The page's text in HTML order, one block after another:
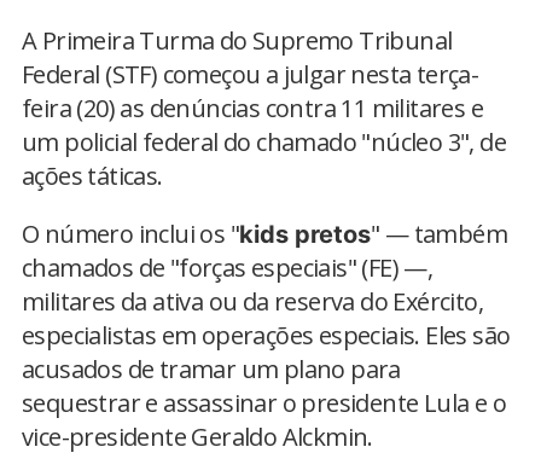
A Primeira Turma do Supremo Tribunal
Federal (STF) começou a julgar nesta terça-
feira (20) as denúncias contra 11 militares e
um policial federal do chamado "núcleo 3", de
ações táticas.
O número inclui os "kids pretos" — também
chamados de "forças especiais" (FE) —,
militares da ativa ou da reserva do Exército,
especialistas em operações especiais. Eles são
acusados de tramar um plano para
sequestrar e assassinar o presidente Lula e o
vice-presidente Geraldo Alckmin.